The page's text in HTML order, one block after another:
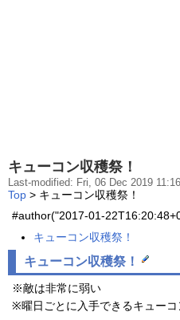
キューコン収穫祭！
Last-modified: Fri, 06 Dec 2019
Top > キューコン収穫祭！
#author("2017-01-
キューコン収穫祭！
キューコン収穫祭！
※敵は非常に弱い
※曜日ごとに入手できるキューコ